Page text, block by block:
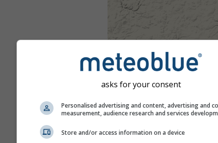
asks for your consent
Personalised advertising and content, advertising and
measurement, audience research and services
Store and/or access information on a device